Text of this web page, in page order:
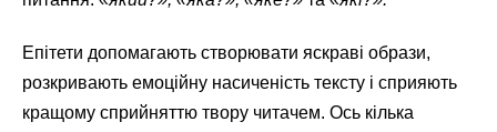
Епітети допомагають створювати яскраві образи,
розкривають емоційну насиченість тексту і сприяють
кращому сприйняттю твору читачем. Ось кілька